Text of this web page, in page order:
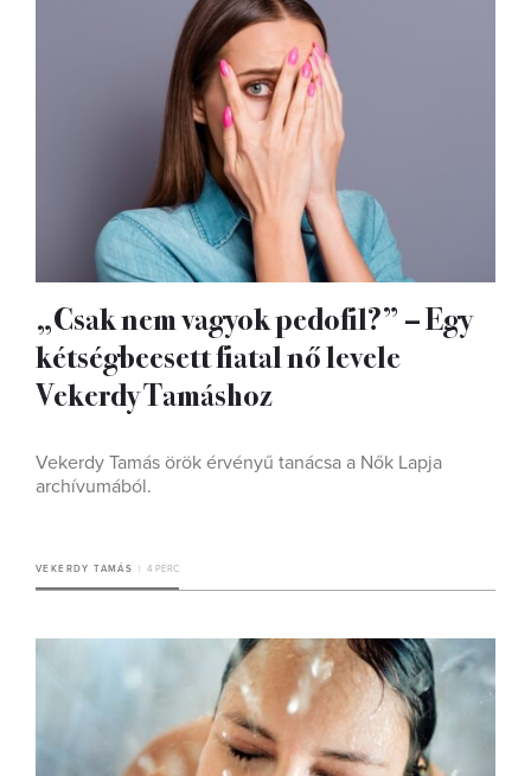
„Csak nem vagyok pedofil?” – Egy
kétségbeesett fiatal nő levele
Vekerdy Tamáshoz
Vekerdy Tamás örök érvényű tanácsa a Nők Lapja
archívumából.
VEKERDY TAMÁS 4 PERC